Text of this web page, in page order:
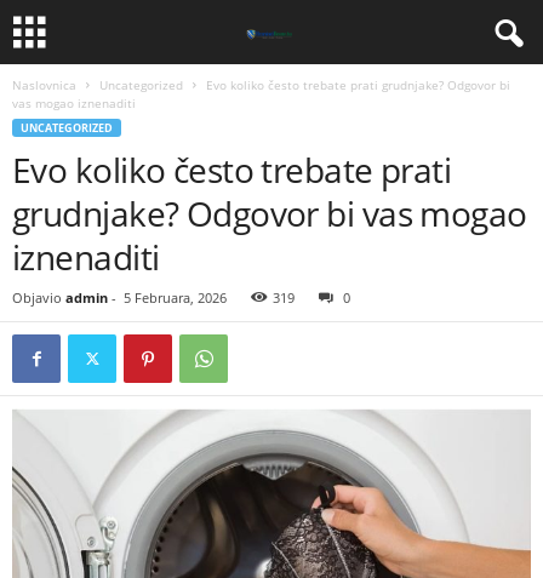
Naslovnica Uncategorized
Evo koliko često trebate prati grudnjake? Odgovor bi
vas mogao iznenaditi
UNCATEGORIZED
Evo koliko često trebate prati
grudnjake? Odgovor bi vas mogao
iznenaditi
Objavio admin - 5 Februara, 2026 319 0